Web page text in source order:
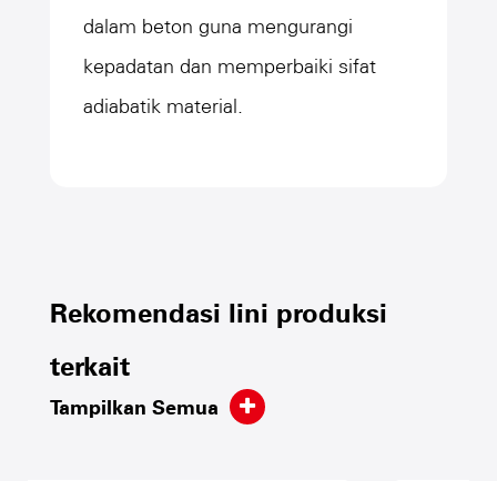
dalam beton guna mengurangi
kepadatan dan memperbaiki sifat
adiabatik material.
Rekomendasi lini produksi
terkait
Tampilkan Semua